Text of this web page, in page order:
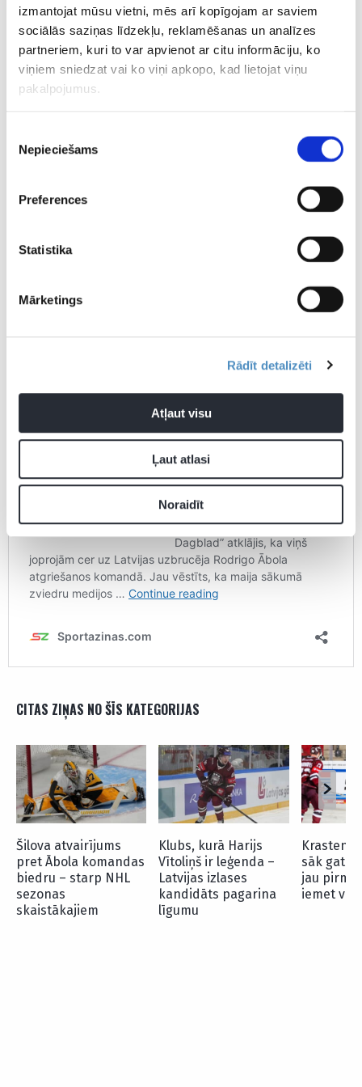
izmantojat mūsu vietni, mēs arī kopīgojam ar saviem
sociālās saziņas līdzekļu, reklamēšanas un analīzes
partneriem, kuri to var apvienot ar citu informāciju, ko
viņiem sniedzat vai ko viņi apkopo, kad lietojat viņu
pakalpojumus.
izvēle
Nepieciešams
Preferences
Statistika
Mārketings
Rādīt detalizēti
Atļaut visu
Ļaut atlasi
Noraidīt
CITAS ZIŅAS NO ŠĪS KATEGORIJAS
Šilova atvairījums
pret Ābola komandas
biedru – starp NHL
sezonas
skaistākajiem
Klubs, kurā Harijs
Vītoliņš ir leģenda –
Latvijas izlases
kandidāts pagarina
līgumu
sāk
jau
iemet